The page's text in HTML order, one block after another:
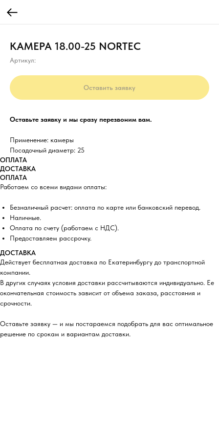
КАМЕРА 18.00-25 NORTEC
Артикул:
Оставить заявку
Оставьте заявку и мы сразу перезвоним вам.
Применение: камеры
Посадочный диаметр: 25
ОПЛАТА
ДОСТАВКА
ОПЛАТА
Работаем со всеми видами оплаты:
Безналичный расчет: оплата по карте или банковский перевод.
Наличные.
Оплата по счету (работаем с НДС).
Предоставляем рассрочку.
ДОСТАВКА
Действует бесплатная доставка по Екатеринбургу до транспортной
компании.
В других случаях условия доставки рассчитываются индивидуально. Ее
окончательная стоимость зависит от объема заказа, расстояния и
срочности.
Оставьте заявку — и мы постараемся подобрать для вас оптимальное
решение по срокам и вариантам доставки.